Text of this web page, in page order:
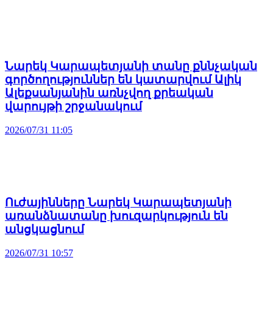
Նարեկ Կարապետյանի տանը քննչական
գործողություններ են կատարվում Ալիկ
Ալեքսանյանին առնչվող քրեական
վարույթի շրջանակում
2026/07/31 11:05
Ուժայինները Նարեկ Կարապետյանի
առանձնատանը խուզարկություն են
անցկացնում
2026/07/31 10:57